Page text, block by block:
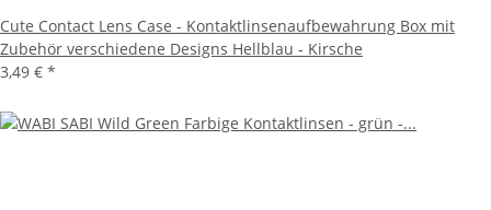
Cute Contact Lens Case - Kontaktlinsenaufbewahrung Box mit
Zubehör verschiedene Designs Hellblau - Kirsche
3,49 € *